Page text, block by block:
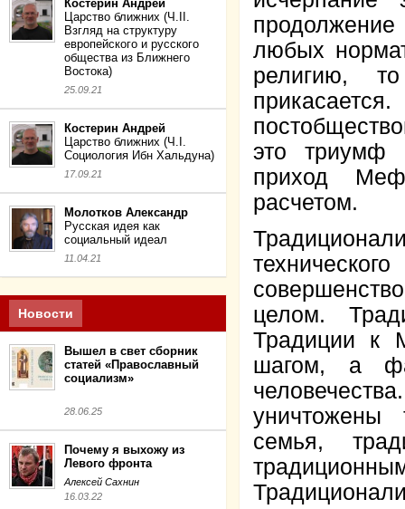
Костерин Андрей
Царство ближних (Ч.II.
Взгляд на структуру
европейского и русского
общества из Ближнего
Востока)
25.09.21
Костерин Андрей
Царство ближних (Ч.I.
Социология Ибн Хальдуна)
17.09.21
Молотков Александр
Русская идея как
социальный идеал
11.04.21
Новости
Вышел в свет сборник
статей «Православный
социализм»
28.06.25
Почему я выхожу из
Левого фронта
Алексей Сахнин
16.03.22
любых
религию,
это триумф
приход
расчетом.
целом.
Традиции к
шагом, а
уничтожены
семья,